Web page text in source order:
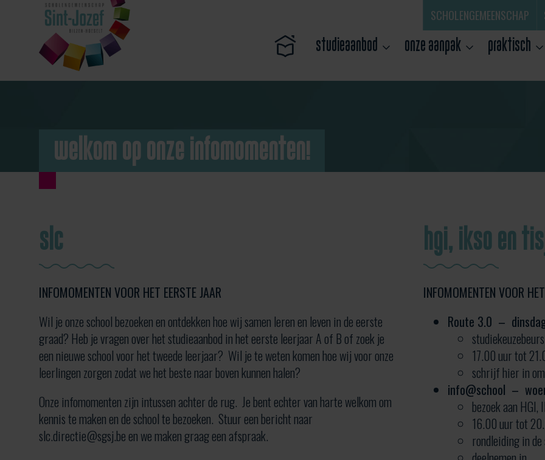
SCHOLENGEMEENSCHAP
studieaanbod onze aanpak praktisch
welkom op onze infomomenten!
slc
INFOMOMENTEN VOOR HET EERSTE JAAR
Wil je onze school bezoeken en ontdekken hoe wij samen leren en leven in de eerste
graad? Heb je vragen over het studieaanbod in het eerste leerjaar A of B of zoek je
een nieuwe school voor het tweede leerjaar? Wil je te weten komen hoe wij voor onze
leerlingen zorgen zodat we het beste naar boven kunnen halen?
Onze infomomenten zijn intussen achter de rug. Je bent echter van harte welkom om
kennis te maken en de school te bezoeken. Stuur een bericht naar
slc.directie@sgsj.be en we maken graag een afspraak.
hgi, ikso en
INFOMOMENTEN VOOR
Route 3.0 –
17.00 uur tot
schrijf hier in
info@school –
bezoek aan HGI,
16.00 uur tot
rondleiding in